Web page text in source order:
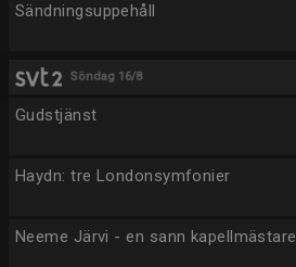
Sändningsuppehåll
Söndag 16/8
Gudstjänst
Haydn: tre Londonsymfonier
Neeme Järvi - en sann kapellmästare